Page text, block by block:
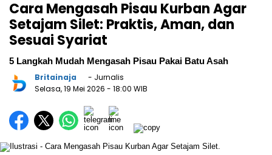
Cara Mengasah Pisau Kurban Agar
Setajam Silet: Praktis, Aman, dan
Sesuai Syariat
5 Langkah Mudah Mengasah Pisau Pakai Batu Asah
Britainaja
- Jurnalis
Selasa, 19 Mei 2026 - 18:00 WIB